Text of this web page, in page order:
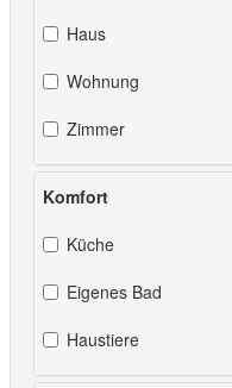
Haus
Wohnung
Zimmer
Komfort
Küche
Eigenes Bad
Haustiere